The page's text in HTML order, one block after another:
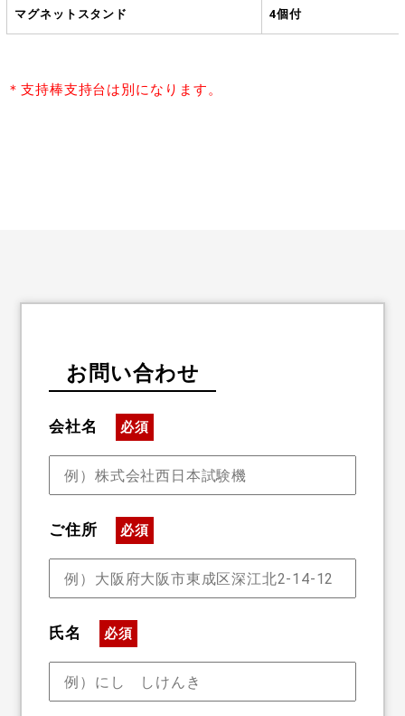
マグネットスタンド 4個付
＊支持棒支持台は別になります。
お問い合わせ
会社名 必須
ご住所 必須
氏名 必須